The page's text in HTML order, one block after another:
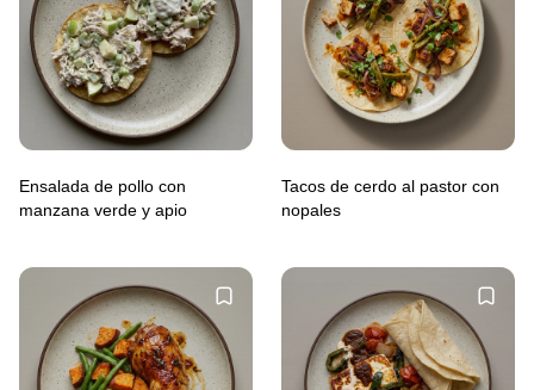
Ensalada de pollo con
manzana verde y apio
Tacos de cerdo al pastor con
nopales